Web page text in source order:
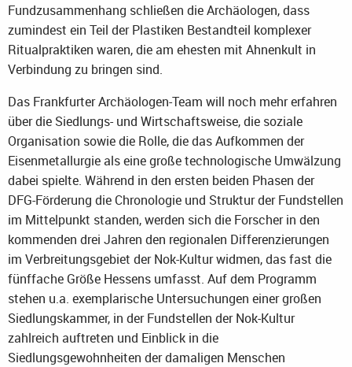
Fundzusammenhang schließen die Archäologen, dass
zumindest ein Teil der Plastiken Bestandteil komplexer
Ritualpraktiken waren, die am ehesten mit Ahnenkult in
Verbindung zu bringen sind.
Das Frankfurter Archäologen-Team will noch mehr erfahren
über die Siedlungs- und Wirtschaftsweise, die soziale
Organisation sowie die Rolle, die das Aufkommen der
Eisenmetallurgie als eine große technologische Umwälzung
dabei spielte. Während in den ersten beiden Phasen der
DFG-Förderung die Chronologie und Struktur der Fundstellen
im Mittelpunkt standen, werden sich die Forscher in den
kommenden drei Jahren den regionalen Differenzierungen
im Verbreitungsgebiet der Nok-Kultur widmen, das fast die
fünffache Größe Hessens umfasst. Auf dem Programm
stehen u.a. exemplarische Untersuchungen einer großen
Siedlungskammer, in der Fundstellen der Nok-Kultur
zahlreich auftreten und Einblick in die
Siedlungsgewohnheiten der damaligen Menschen